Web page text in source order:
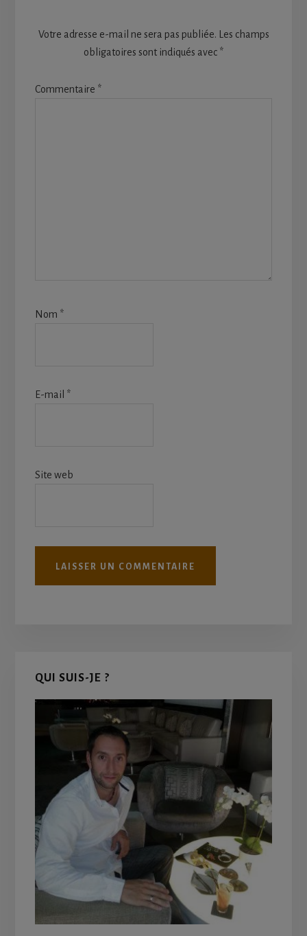
Votre adresse e-mail ne sera pas publiée. Les champs
obligatoires sont indiqués avec *
Commentaire *
Nom *
E-mail *
Site web
Primary
Sidebar
QUI SUIS-JE ?